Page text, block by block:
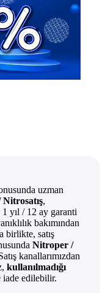
uzman
,
yıl / 12 ay garanti
bakımından
birlikte, satış
Nitroper /
kanallarımızdan
kullanılmadığı
iade edilebilir.